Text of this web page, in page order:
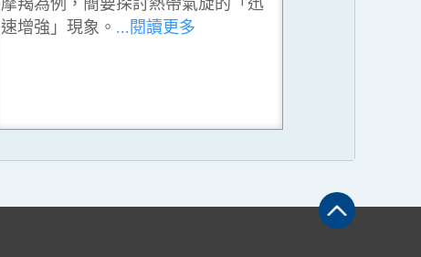
速增強」現象。 ...閱讀更多